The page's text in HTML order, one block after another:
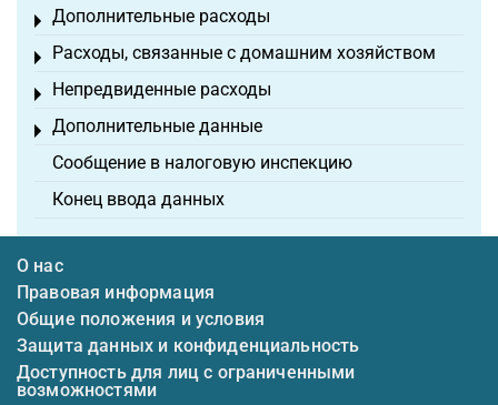
Дополнительные расходы
Toggle menu
Расходы, связанные с домашним хозяйством
Toggle menu
Непредвиденные расходы
Toggle menu
Дополнительные данные
Toggle menu
Сообщение в налоговую инспекцию
Конец ввода данных
О нас
Правовая информация
Общие положения и условия
Защита данных и конфиденциальность
Доступность для лиц с ограниченными
возможностями